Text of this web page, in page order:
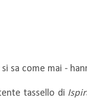
sa come mai -
tassello di